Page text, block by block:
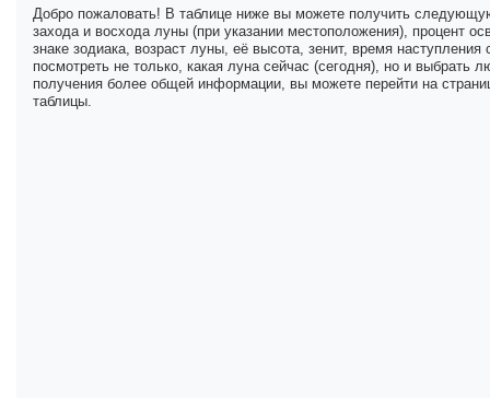
Добро пожаловать! В таблице ниже вы можете получить
захода и восхода луны (при указании местоположения), процент
знаке зодиака, возраст луны, её высота, зенит, время
посмотреть не только, какая луна сейчас (сегодня), но и
получения более общей информации, вы можете перейти на
таблицы.